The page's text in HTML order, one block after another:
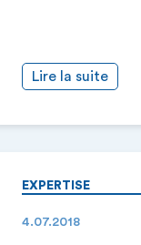
Lire la suite
EXPERTISE
4.07.2018